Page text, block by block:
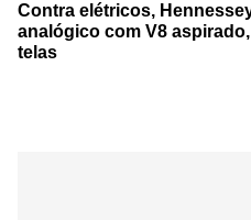
Contra elétricos,
analógico com V8
telas